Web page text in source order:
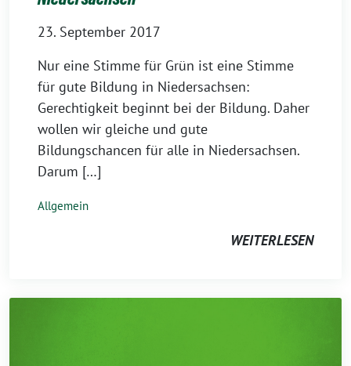
23. September 2017
Nur eine Stimme für Grün ist eine Stimme
für gute Bildung in Niedersachsen:
Gerechtigkeit beginnt bei der Bildung. Daher
wollen wir gleiche und gute
Bildungschancen für alle in Niedersachsen.
Darum […]
Allgemein
WEITERLESEN